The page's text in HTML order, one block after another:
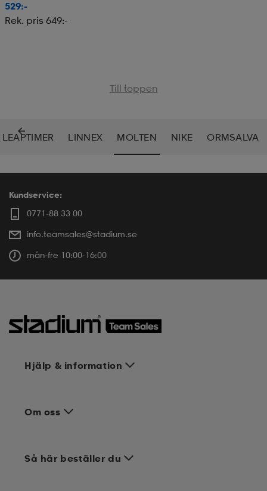
529:-
Rek. pris 649:-
Till toppen
LEAPTIMER LINNEX MOLTEN NIKE ORMSALVA
Kundservice:
0771-88 33 00
info.teamsales@stadium.se
mån-fre 10:00-16:00
Hjälp & information
Om oss
Så här beställer du